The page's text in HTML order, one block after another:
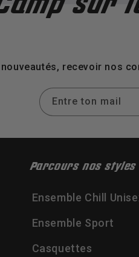
recevoir nos
Entre ton mail
Parcours nos styles
Ensemble Chill
Ensemble Sport
Casquettes